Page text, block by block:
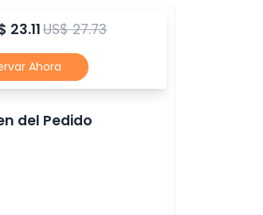
23.11US$ 27.73
Ahora
del Pedido